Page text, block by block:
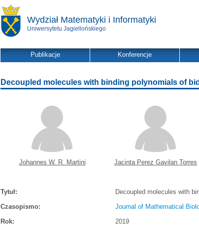
Wydział Matematyki i Informatyki
Uniwersytetu Jagiellońskiego
Publikacje Konferencje
Decoupled molecules with binding polynomials of
Johannes W. R. Martini Jacinta Perez Gavilan Torres
Tytuł:
Decoupled molecules with
Czasopismo:
Journal of Mathematical
Rok:
2019